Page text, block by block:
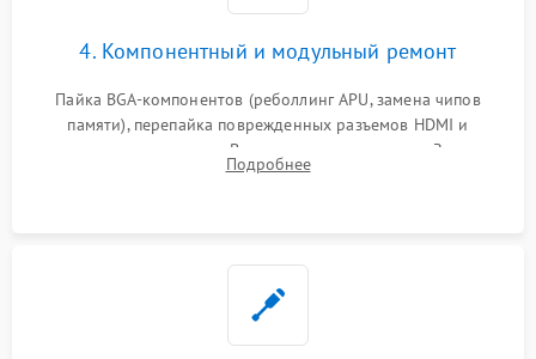
4. Компонентный и модульный ремонт
Пайка BGA-компонентов (реболлинг APU, замена чипов
памяти), перепайка поврежденных разъемов HDMI и
контроллеров питания. Восстановление дорожек. Замена
неисправного жесткого диска, SSD или лазерной головки
Подробнее